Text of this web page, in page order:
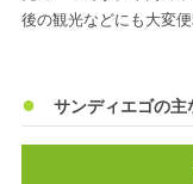
後の観光などにも大変便
サンディエゴの主